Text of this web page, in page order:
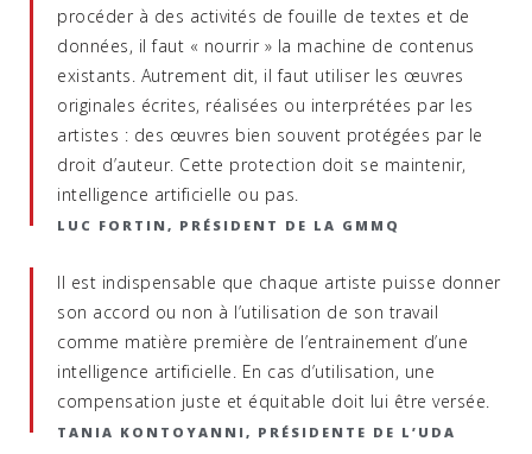
procéder à des activités de fouille de textes et de
données, il faut « nourrir » la machine de contenus
existants. Autrement dit, il faut utiliser les œuvres
originales écrites, réalisées ou interprétées par les
artistes : des œuvres bien souvent protégées par le
droit d’auteur. Cette protection doit se maintenir,
intelligence artificielle ou pas.
LUC FORTIN, PRÉSIDENT DE LA GMMQ
Il est indispensable que chaque artiste puisse donner
son accord ou non à l’utilisation de son travail
comme matière première de l’entrainement d’une
intelligence artificielle. En cas d’utilisation, une
compensation juste et équitable doit lui être versée.
TANIA KONTOYANNI, PRÉSIDENTE DE L’UDA